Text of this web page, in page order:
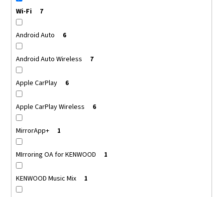
Wi-Fi 7
Android Auto 6
Android Auto Wireless 7
Apple CarPlay 6
Apple CarPlay Wireless 6
MirrorApp+ 1
MIrroring OA for KENWOOD 1
KENWOOD Music Mix 1